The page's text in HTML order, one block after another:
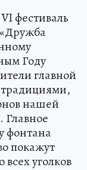
фестиваль
Году
главной
традициями,
нашей
Главное
фонтана
покажут
уголков